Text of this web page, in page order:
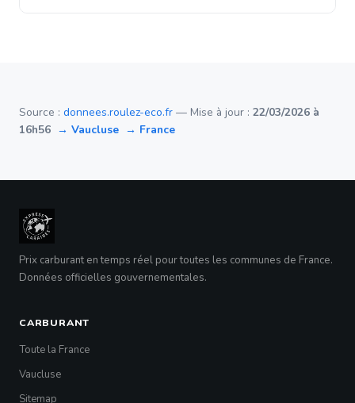
Source : donnees.roulez-eco.fr — Mise à jour : 22/03/2026 à
16h56 → Vaucluse → France
Prix carburant en temps réel pour toutes les communes de France.
Données officielles gouvernementales.
CARBURANT
Toute la France
Vaucluse
Sitemap